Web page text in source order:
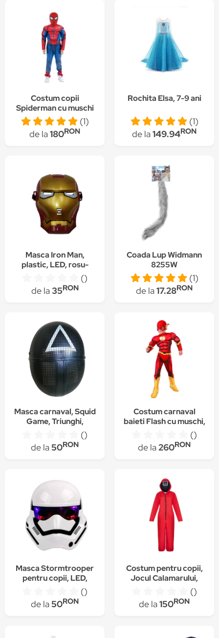
Costum copii
Spiderman cu muschi
si cagula, 8-10ani
(1)
de la180RON
Rochita Elsa, 7-9 ani
(1)
de la149.94RON
Masca Iron Man,
plastic, LED, rosu-
()
de la35RON
Coada Lup Widmann
8255W
(1)
de la17.28RON
Masca carnaval, Squid
Game, Triunghi,
Henchman, negru, 24
()
de la50RON
Costum carnaval
baieti Flash cu muschi,
Funny Party Shop, 8-
()
de la260RON
Masca Stormtrooper
pentru copii, LED,
marime universala,
()
de la50RON
Costum pentru copii,
Jocul Calamarului,
Patrat, marimea L,
120-130 cm, rosu,
masca inclusa
()
de la150RON